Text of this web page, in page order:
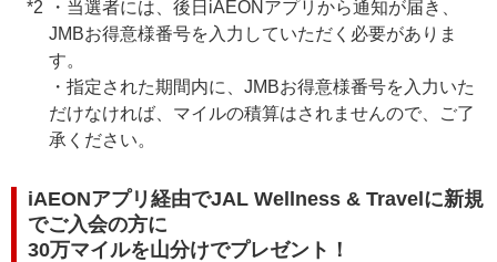
・当選者には、後日iAEONアプリから通知が届き、
JMBお得意様番号を入力していただく必要がありま
す。
・指定された期間内に、JMBお得意様番号を入力いた
だけなければ、マイルの積算はされませんので、ご了
承ください。
iAEONアプリ経由でJAL Wellness & Travelに新規
でご入会の方に
30万マイルを山分けでプレゼント！